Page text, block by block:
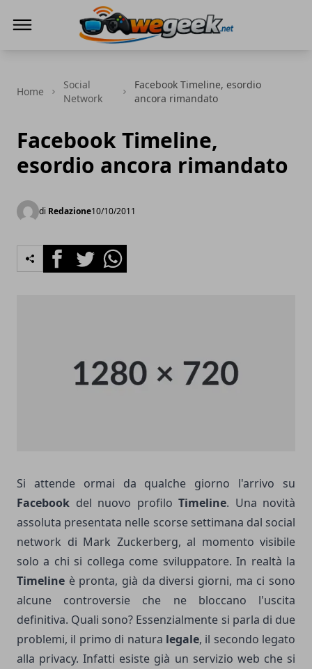
Home
Social
Network
Facebook Timeline, esordio
ancora rimandato
Facebook Timeline,
esordio ancora rimandato
di Redazione10/10/2011
FacebookTwitterWhatsapp
Si attende ormai da qualche giorno l'arrivo su
Facebook del nuovo profilo Timeline. Una novità
assoluta presentata nelle scorse settimana dal social
network di Mark Zuckerberg, al momento visibile
solo a chi si collega come sviluppatore. In realtà la
Timeline è pronta, già da diversi giorni, ma ci sono
alcune controversie che ne bloccano l'uscita
definitiva. Quali sono? Essenzialmente si parla di due
problemi, il primo di natura legale, il secondo legato
alla privacy. Infatti esiste già un servizio web che si